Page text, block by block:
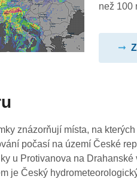
než 100
znázorňují místa, na
počasí na území České
u Protivanova na
je Český